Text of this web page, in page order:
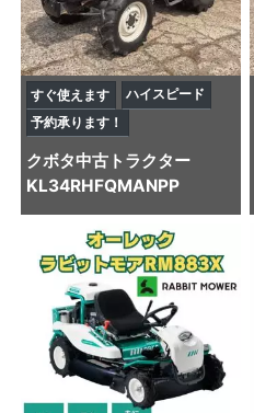
すぐ使えます
ハイスピード
予約承ります！
クボタ中古トラクター
KL34RHFQMANPP